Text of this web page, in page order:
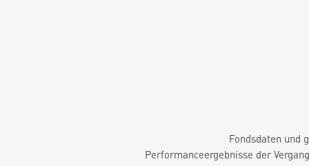
Fondsdaten und
Performanceergebnisse der